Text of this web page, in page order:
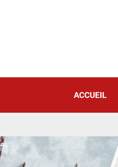
ACCUEIL